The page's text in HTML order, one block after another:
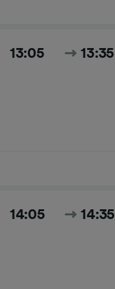
13:05 13:35
14:05 14:35